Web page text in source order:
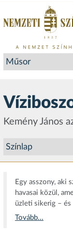
Kemény János
Egy asszony, aki
havasai közül,
üzleti sikerig – és
Tovább...